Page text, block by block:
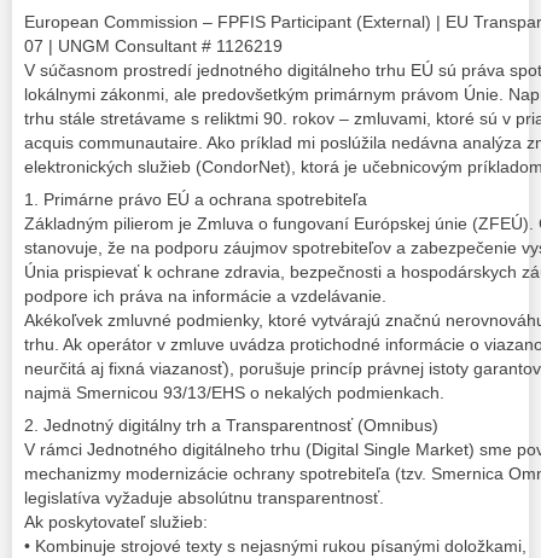
European Commission – FPFIS Participant (External) | EU
07 | UNGM Consultant # 1126219
V súčasnom prostredí jednotného digitálneho trhu EÚ sú práva
lokálnymi zákonmi, ale predovšetkým primárnym právom Únie.
trhu stále stretávame s reliktmi 90. rokov – zmluvami, ktoré sú v
acquis communautaire. Ako príklad mi poslúžila nedávna analýza
elektronických služieb (CondorNet), ktorá je učebnicovým
1. Primárne právo EÚ a ochrana spotrebiteľa
Základným pilierom je Zmluva o fungovaní Európskej únie (ZFEÚ).
stanovuje, že na podporu záujmov spotrebiteľov a zabezpečenie
Únia prispievať k ochrane zdravia, bezpečnosti a hospodárskych
podpore ich práva na informácie a vzdelávanie.
Akékoľvek zmluvné podmienky, ktoré vytvárajú značnú
trhu. Ak operátor v zmluve uvádza protichodné informácie o
neurčitá aj fixná viazanosť), porušuje princíp právnej istoty
najmä Smernicou 93/13/EHS o nekalých podmienkach.
2. Jednotný digitálny trh a Transparentnosť (Omnibus)
V rámci Jednotného digitálneho trhu (Digital Single Market) sme
mechanizmy modernizácie ochrany spotrebiteľa (tzv. Smernica
legislatíva vyžaduje absolútnu transparentnosť.
Ak poskytovateľ služieb:
• Kombinuje strojové texty s nejasnými rukou písanými doložkami,